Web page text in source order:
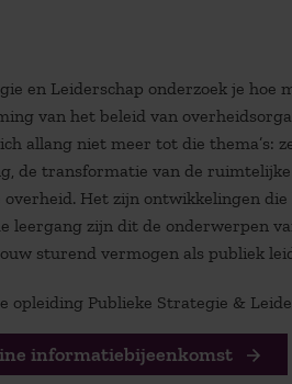
en Leiderschap onderzoek je
van het beleid van
allang niet meer tot die thema’s:
de transformatie van de
Het zijn ontwikkelingen
leergang zijn dit de onderwerpen
sturend vermogen als publiek
opleiding Publieke Strategie &
informatiebijeenkomst